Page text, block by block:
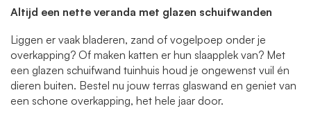
Altijd een nette veranda met glazen schuifwanden
Liggen er vaak bladeren, zand of vogelpoep onder je
overkapping? Of maken katten er hun slaapplek van? Met
een glazen schuifwand tuinhuis houd je ongewenst vuil én
dieren buiten. Bestel nu jouw terras glaswand en geniet van
een schone overkapping, het hele jaar door.